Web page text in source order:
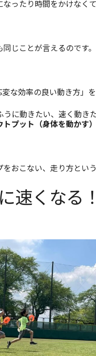
ったり時間をかけなく
じことが言えるのです。
な効率の良い動き方」を
うに動きたい、速く動
プット（身体を動かす）
おこない、走り方とい
速くなる！